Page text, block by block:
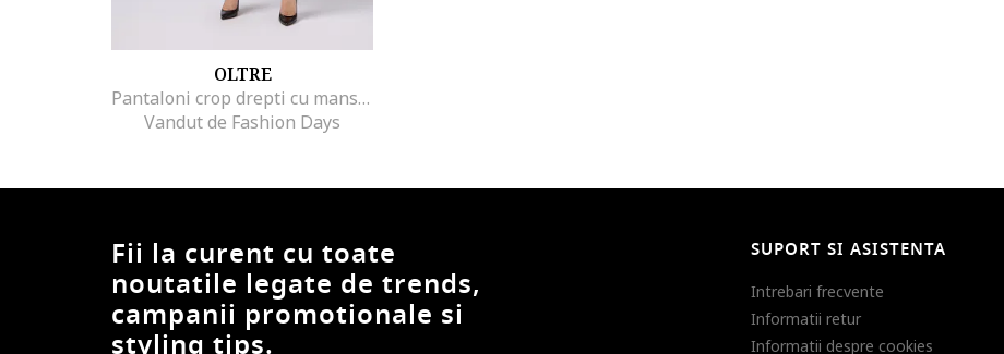
OLTRE
Pantaloni crop drepti cu mansete plisate, Bleumarin
Vandut de Fashion Days
Fii la curent cu toate
noutatile legate de trends,
campanii promotionale si
styling tips.
SUPORT SI ASISTENTA
Intrebari frecvente
Informatii retur
Informatii despre cookies